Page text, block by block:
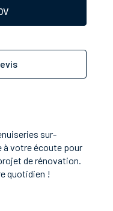
sur-
à votre écoute pour
de rénovation.
quotidien !